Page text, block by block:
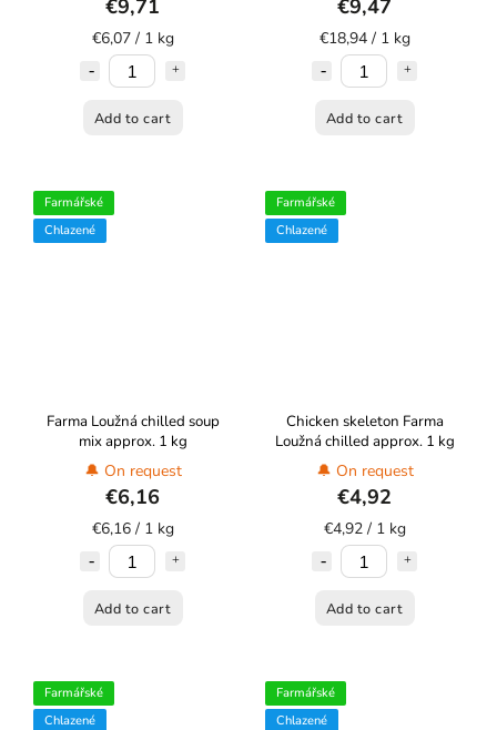
€9,71
€6,07 / 1 kg
Add to cart
€9,47
€18,94 / 1 kg
Add to cart
Farmářské
Chlazené
Farma Loužná chilled soup
mix approx. 1 kg
🔔 On request
€6,16
€6,16 / 1 kg
Add to cart
Farmářské
Chlazené
Chicken skeleton Farma
Loužná chilled approx. 1 kg
🔔 On request
€4,92
€4,92 / 1 kg
Add to cart
Farmářské
Chlazené
Farmářské
Chlazené